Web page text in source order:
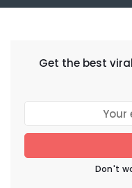
Get the best
Don't